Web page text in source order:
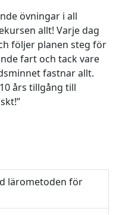
övningar i all
allt! Varje dag
följer planen steg för
fart och tack vare
fastnar allt.
års tillgång till
lärometoden för